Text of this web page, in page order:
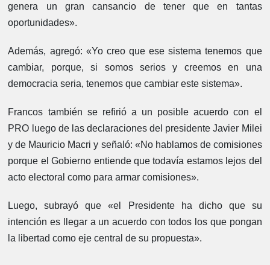
genera un gran cansancio de tener que en tantas
oportunidades».
Además, agregó: «Yo creo que ese sistema tenemos que
cambiar, porque, si somos serios y creemos en una
democracia seria, tenemos que cambiar este sistema».
Francos también se refirió a un posible acuerdo con el
PRO luego de las declaraciones del presidente Javier Milei
y de Mauricio Macri y señaló: «No hablamos de comisiones
porque el Gobierno entiende que todavía estamos lejos del
acto electoral como para armar comisiones».
Luego, subrayó que «el Presidente ha dicho que su
intención es llegar a un acuerdo con todos los que pongan
la libertad como eje central de su propuesta».